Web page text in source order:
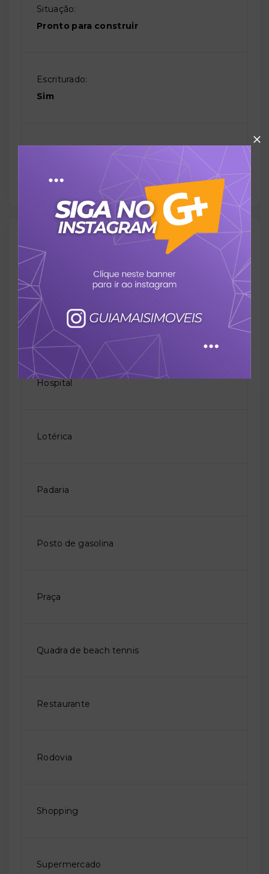
Situação:
Pronto para construir
Escriturado:
Sim
Proximidades
Escola
Farmácia
Hospital
Lotérica
Padaria
Posto de gasolina
Praça
Quadra de beach tennis
Restaurante
Rodovia
Shopping
Supermercado